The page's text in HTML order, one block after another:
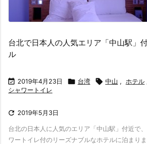
台北で日本人の人気エリア「中山駅」
ル
 2019年4月23日  台湾  中山 , ホテル
シャワートイレ
 2019年5月3日
台北の日本人に人気のエリア「中山駅」付近で
ワートイレ付のリーズナブルなホテルに泊まり